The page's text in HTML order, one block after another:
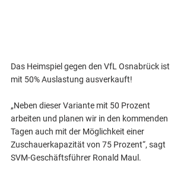
Das Heimspiel gegen den VfL Osnabrück ist
mit 50% Auslastung ausverkauft!
„Neben dieser Variante mit 50 Prozent
arbeiten und planen wir in den kommenden
Tagen auch mit der Möglichkeit einer
Zuschauerkapazität von 75 Prozent“, sagt
SVM-Geschäftsführer Ronald Maul.